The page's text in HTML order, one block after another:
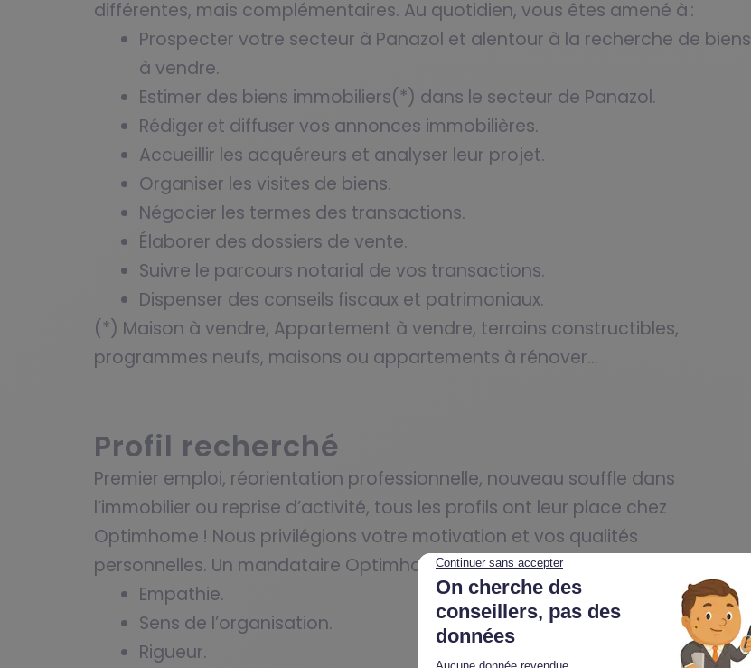
différentes, mais complémentaires. Au quotidien, vous êtes amené à :
Prospecter votre secteur à Panazol et alentour à la recherche de biens
à vendre.
Estimer des biens immobiliers(*) dans le secteur de Panazol.
Rédiger et diffuser vos annonces immobilières.
Accueillir les acquéreurs et analyser leur projet.
Organiser les visites de biens.
Négocier les termes des transactions.
Élaborer des dossiers de vente.
Suivre le parcours notarial de vos transactions.
Dispenser des conseils fiscaux et patrimoniaux.
(*) Maison à vendre, Appartement à vendre, terrains constructibles,
programmes neufs, maisons ou appartements à rénover…
Profil recherché
Premier emploi, réorientation professionnelle, nouveau souffle dans
l’immobilier ou reprise d’activité, tous les profils ont leur place chez
Optimhome ! Nous privilégions votre motivation et vos qualités
personnelles. Un mandataire Optimhome doit posséder :
Empathie.
Sens de l’organisation.
Rigueur.